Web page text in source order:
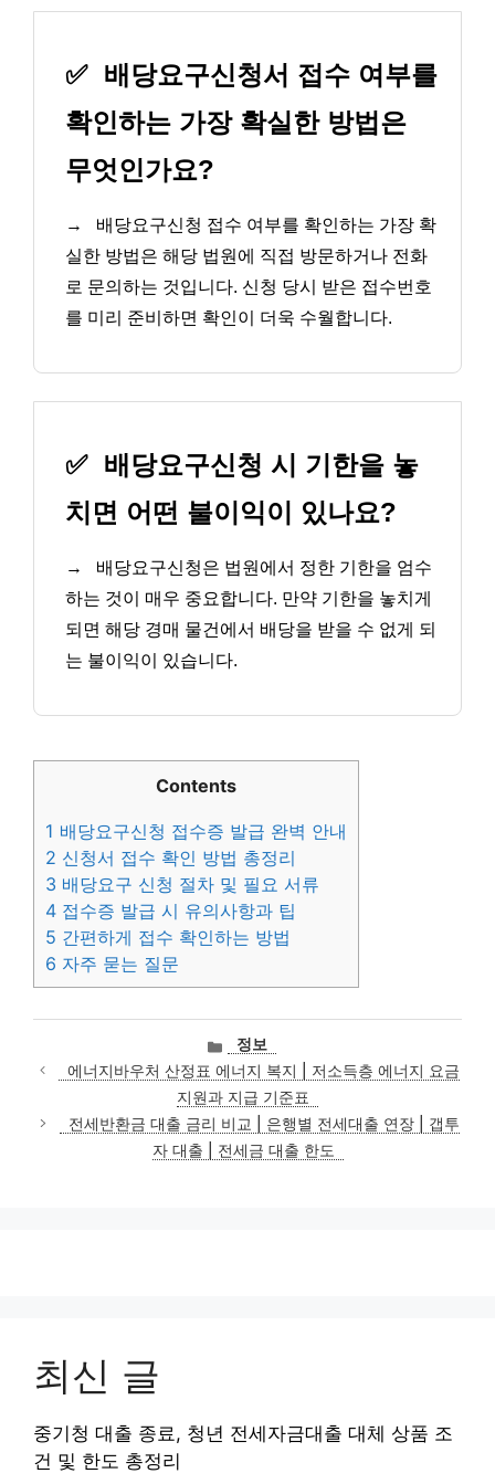
✅ 배당요구신청서 접수 여부를
확인하는 가장 확실한 방법은
무엇인가요?
→
배당요구신청 접수 여부를 확인하는 가장 확
실한 방법은 해당 법원에 직접 방문하거나 전화
로 문의하는 것입니다. 신청 당시 받은 접수번호
를 미리 준비하면 확인이 더욱 수월합니다.
✅ 배당요구신청 시 기한을 놓
치면 어떤 불이익이 있나요?
→
배당요구신청은 법원에서 정한 기한을 엄수
하는 것이 매우 중요합니다. 만약 기한을 놓치게
되면 해당 경매 물건에서 배당을 받을 수 없게 되
는 불이익이 있습니다.
Contents
1 배당요구신청 접수증 발급 완벽 안내
2 신청서 접수 확인 방법 총정리
3 배당요구 신청 절차 및 필요 서류
4 접수증 발급 시 유의사항과 팁
5 간편하게 접수 확인하는 방법
6 자주 묻는 질문
카
테
고
리
정보
에너지바우처 산정표 에너지 복지 | 저소득층 에너지 요금
지원과 지급 기준표
전세반환금 대출 금리 비교 | 은행별 전세대출 연장 | 갭투
자 대출 | 전세금 대출 한도
최신 글
중기청 대출 종료, 청년 전세자금대출 대체 상품 조
건 및 한도 총정리